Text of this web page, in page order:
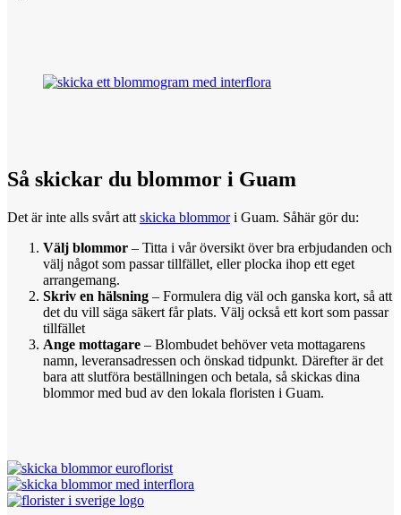
Så skickar du blommor i Guam
Det är inte alls svårt att skicka blommori Guam. Såhär gör du:
Välj blommor – Titta i vår översikt över bra erbjudanden och
välj något som passar tillfället, eller plocka ihop ett eget
arrangemang.
Skriv en hälsning – Formulera dig väl och ganska kort, så att
det du vill säga säkert får plats. Välj också ett kort som passar
tillfället
Ange mottagare – Blombudet behöver veta mottagarens
namn, leveransadressen och önskad tidpunkt. Därefter är det
bara att slutföra beställningen och betala, så skickas dina
blommor med bud av den lokala floristen i Guam.